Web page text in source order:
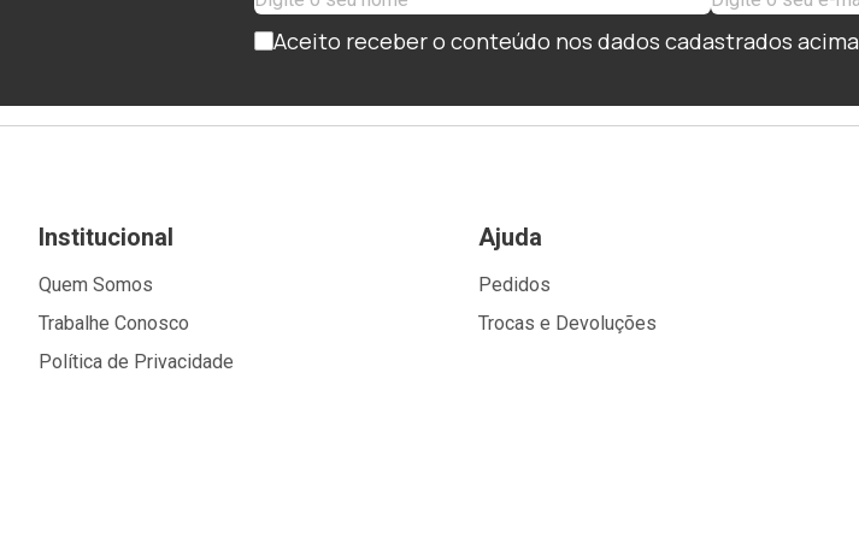
Aceito receber o conteúdo nos dados cadastrados acima
Institucional
Quem Somos
Trabalhe Conosco
Política de Privacidade
Ajuda
Pedidos
Trocas e Devoluções